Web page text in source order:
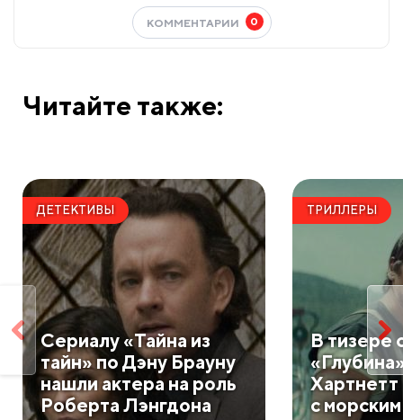
КОММЕНТАРИИ 0
Читайте также:
ДЕТЕКТИВЫ
Сериалу «Тайна из
тайн» по Дэну Брауну
нашли актера на роль
Роберта Лэнгдона
ТРИЛЛЕРЫ
В тизере
Хартнетт
с